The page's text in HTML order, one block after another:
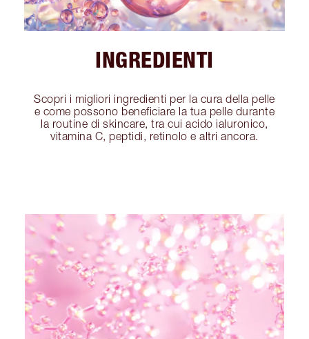
INGREDIENTI
Scopri i migliori ingredienti per la cura della pelle
e come possono beneficiare la tua pelle durante
la routine di skincare, tra cui acido ialuronico,
vitamina C, peptidi, retinolo e altri ancora.